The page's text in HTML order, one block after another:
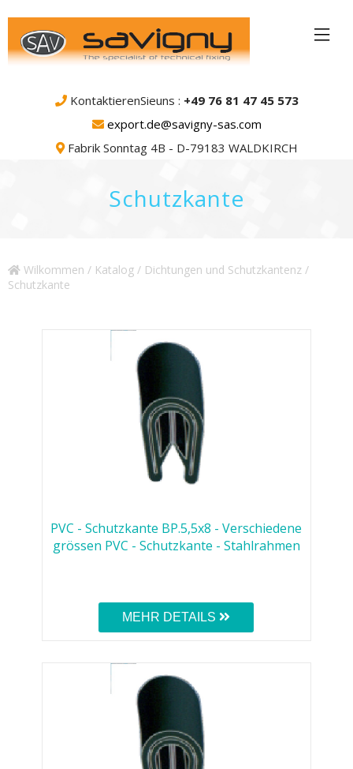
KontaktierenSieuns : +49 76 81 47 45 573
export.de@savigny-sas.com
Fabrik Sonntag 4B - D-79183 WALDKIRCH
Schutzkante
Wilkommen / Katalog / Dichtungen und Schutzkantenz /
Schutzkante
PVC - Schutzkante BP.5,5x8 - Verschiedene
grössen PVC - Schutzkante - Stahlrahmen
MEHR DETAILS